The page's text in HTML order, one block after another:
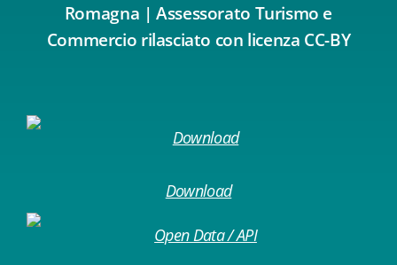
Romagna | Assessorato Turismo e
Commercio rilasciato con licenza CC-BY
Download